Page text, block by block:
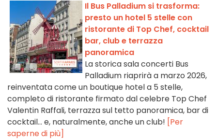
Il Bus Palladium si trasforma:
presto un hotel 5 stelle con
ristorante di Top Chef, cocktail
bar, club e terrazza
panoramica
La storica sala concerti Bus
Palladium riaprirà a marzo 2026,
reinventata come un boutique hotel a 5 stelle,
completo di ristorante firmato dal celebre Top Chef
Valentin Raffali, terrazza sul tetto panoramica, bar di
cocktail... e, naturalmente, anche un club! [Per
saperne di più]